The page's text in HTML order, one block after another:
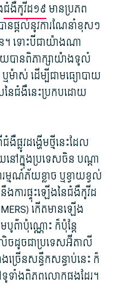
ជំងឺ​កូវីដ​១៩ មាន​ប្រភព​
ាន​ផ្តល់​នូវ​ការ​ណែនាំ​ខុសៗ​
ន។ ទោះបីជា​យ៉ាងណា
ាន​ពិភាក្សា​យ៉ាង​ទូលំ
ឬ​ម៉ាស់ ដើម្បី​ជា​មធ្យោបាយ​
នៃ​ជំងឺ​នេះ​ប្រកបដោយ​
ផ្លូវដង្ហើម​ថ្មី​នេះ​ដែល​
ៅក្នុង​ប្រទេស​ចិន បណ្តា​
មណ៍​ភ័យខ្លាច ឬ​ខ្វាយខ្វល់​
ង​ការ​ផ្ទុះឡើង​នៃ​ជំងឺ​កូវីដ​
កើតមាន​ឡើង​
ព៌ា​ប៉ុណ្ណោះ ក៏ប៉ុន្តែ​
ច​ដូចជា​ប្រទេស​អ៊ីតាលី
រើន​សន្ធឹកសន្ធាប់​នេះ ក៏​
ៅ​ទូទាំង​ពិភពលោក​ផង​ដែរ។